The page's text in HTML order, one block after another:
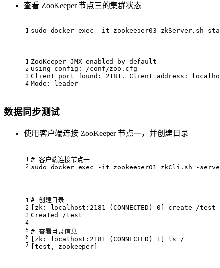
查看 ZooKeeper 节点三的集群状态
1 sudo docker exec -it zookeeper03 zkServer.sh
1
2
3
4
ZooKeeper JMX enabled by default
Using config: /conf/zoo.cfg
Client port found: 2181. Client address:
Mode: leader
数据同步测试
使用客户端连接 ZooKeeper 节点一，并创建目录
1
2
# 客户端连接节点一
sudo docker exec -it zookeeper01 zkCli.sh -
1
2
3
4
5
6
7
# 创建目录
[zk: localhost:2181 (CONNECTED) 0] create /test
Created /test
# 查看目录信息
[zk: localhost:2181 (CONNECTED) 1] ls /
test , zookeeper]